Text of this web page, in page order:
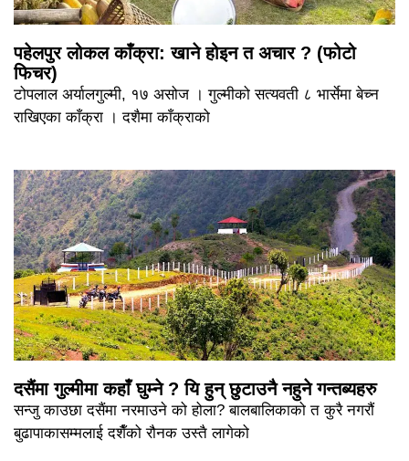
पहेलपुर लोकल काँक्रा: खाने होइन त अचार ? (फोटो
फिचर)
टोपलाल अर्यालगुल्मी, १७ असोज । गुल्मीको सत्यवती ८ भार्सेमा बेच्न
राखिएका काँक्रा । दशैमा काँक्राको
दसैंमा गुल्मीमा कहाँ घुम्ने ? यि हुन् छुटाउनै नहुने गन्तब्यहरु
सन्जु काउछा दसैंमा नरमाउने को होला? बालबालिकाको त कुरै नगरौं
बुढापाकासम्मलाई दशैँको रौनक उस्तै लागेको